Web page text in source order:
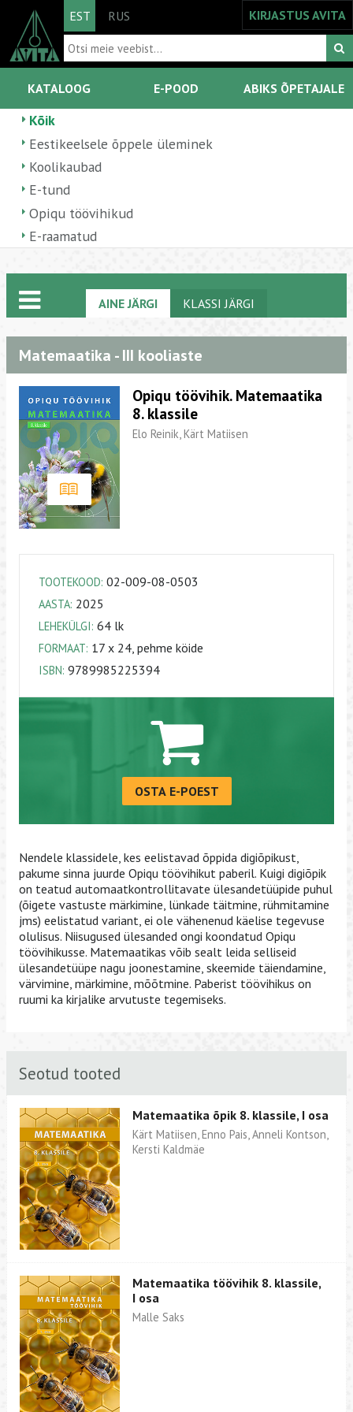
EST RUS KIRJASTUS AVITA
KATALOOG E-POOD ABIKS ÕPETAJALE
Kõik
Eestikeelsele õppele üleminek
Koolikaubad
E-tund
Opiqu töövihikud
E-raamatud
AINE JÄRGI KLASSI JÄRGI
Matemaatika - III kooliaste
Opiqu töövihik. Matemaatika
8. klassile
Elo Reinik, Kärt Matiisen
TOOTEKOOD: 02-009-08-0503
AASTA: 2025
LEHEKÜLGI: 64 lk
FORMAAT: 17 x 24, pehme köide
ISBN: 9789985225394
OSTA E-POEST
Nendele klassidele, kes eelistavad õppida digiõpikust,
pakume sinna juurde Opiqu töövihikut paberil. Kuigi digiõpik
on teatud automaatkontrollitavate ülesandetüüpide puhul
(õigete vastuste märkimine, lünkade täitmine, rühmitamine
jms) eelistatud variant, ei ole vähenenud käelise tegevuse
olulisus. Niisugused ülesanded ongi koondatud Opiqu
töövihikusse. Matemaatikas võib sealt leida selliseid
ülesandetüüpe nagu joonestamine, skeemide täiendamine,
värvimine, märkimine, mõõtmine. Paberist töövihikus on
ruumi ka kirjalike arvutuste tegemiseks.
Seotud tooted
Matemaatika õpik 8. klassile, I osa
Kärt Matiisen, Enno Pais, Anneli Kontson,
Kersti Kaldmäe
Matemaatika töövihik 8. klassile,
I osa
Malle Saks